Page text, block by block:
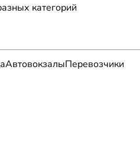
категорий
АвтовокзалыПеревозчики